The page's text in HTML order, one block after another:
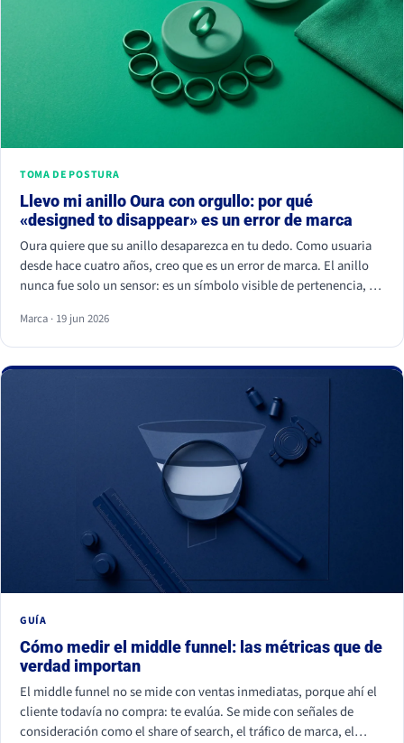
TOMA DE POSTURA
Llevo mi anillo Oura con orgullo: por qué
«designed to disappear» es un error de marca
Oura quiere que su anillo desaparezca en tu dedo. Como usuaria
desde hace cuatro años, creo que es un error de marca. El anillo
nunca fue solo un sensor: es un símbolo visible de pertenencia, un
símbolo, apagas a la comunidad que lo hizo valer.
Marca · 19 jun 2026
GUÍA
Cómo medir el middle funnel: las métricas que de
verdad importan
El middle funnel no se mide con ventas inmediatas, porque ahí el
cliente todavía no compra: te evalúa. Se mide con señales de
consideración como el share of search, el tráfico de marca, el